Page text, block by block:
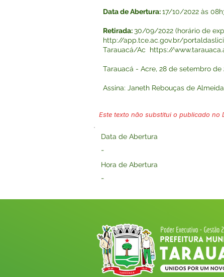
Data de Abertura:17/10/2022 às
Retirada:30/09/2022 (horário de
http://app.tce.ac.gov.br/
Tarauacá/Ac https://
Tarauacá - Acre, 28 de setembro de
Assina: Janeth Rebouças de
Este texto não substitui o publicado
Data de Abertura
-
Hora de Abertura
-